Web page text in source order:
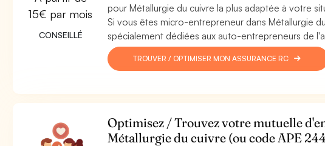
15€ par mois
CONSEILLÉ
pour Métallurgie du cuivre la plus adaptée à votre
Si vous êtes micro-entrepreneur dans Métallurgie
spécialement dédiées aux auto-entrepreneurs de
TROUVER / OPTIMISER MON ASSURANCE RC
Optimisez / Trouvez votre mutuelle
Métallurgie du cuivre (ou code APE